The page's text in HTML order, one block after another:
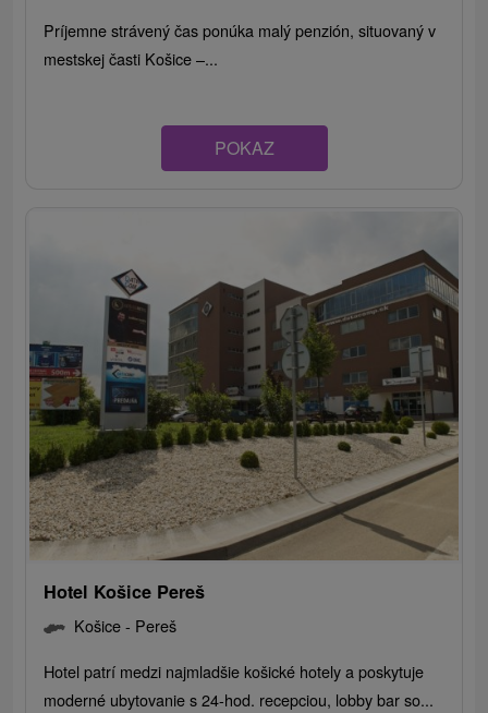
Príjemne strávený čas ponúka malý penzión, situovaný v
mestskej časti Košice –...
POKAZ
Hotel Košice Pereš
Košice - Pereš
Hotel patrí medzi najmladšie košické hotely a poskytuje
moderné ubytovanie s 24-hod. recepciou, lobby bar so...